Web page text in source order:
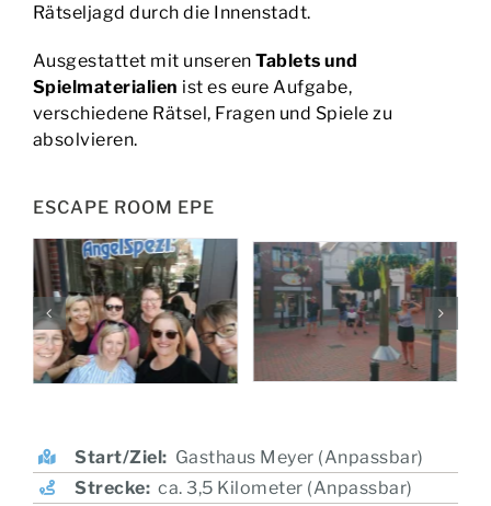
ESCAPE ROOM EPE
Rätseljagd durch die Innenstadt.
Ausgestattet mit unserenTablets und
Spielmaterialien ist es eure Aufgabe,
verschiedene Rätsel, Fragen und Spiele zu
absolvieren.
Start/Ziel: Gasthaus Meyer (Anpassbar)
Strecke:ca. 3,5 Kilometer (Anpassbar)